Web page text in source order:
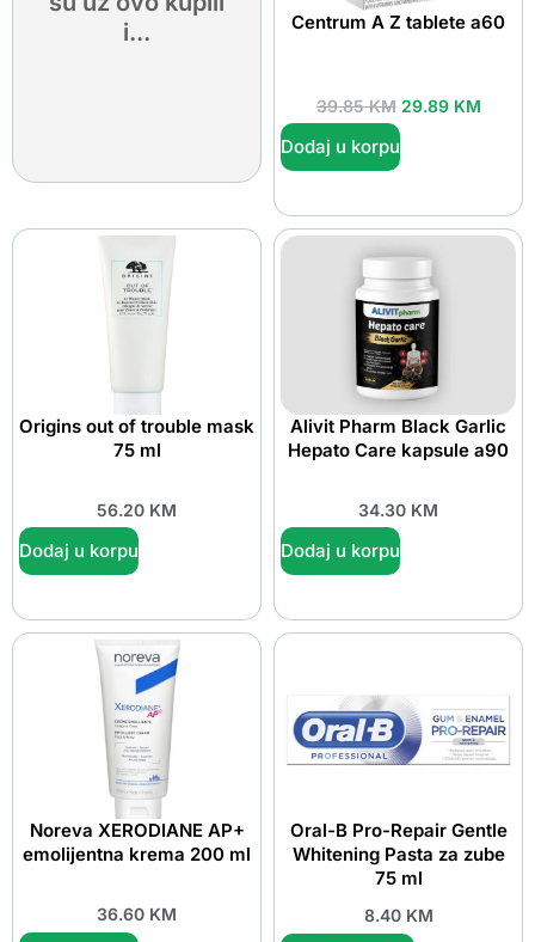
i...
Centrum A Z tablete a60
39.85KM 29.89 KM
Dodaj u korpu
Origins out of trouble mask
75 ml
56.20 KM
Dodaj u korpu
Alivit Pharm Black Garlic
Hepato Care kapsule a90
34.30 KM
Dodaj u korpu
Noreva XERODIANE AP+
emolijentna krema 200 ml
36.60 KM
Oral-B Pro-Repair Gentle
Whitening Pasta za zube
75 ml
8.40 KM